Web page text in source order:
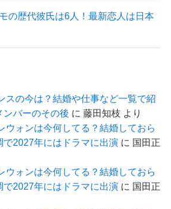
の歴代彼氏は6人！最新恋人は日本
スの今は？結婚や仕事など一覧で紹
ンバーのその後 に 藤田知枝 より
ウォンは今何してる？結婚しておら
2027年にはドラマに出演に 国田正
ウォンは今何してる？結婚しておら
2027年にはドラマに出演に 国田正